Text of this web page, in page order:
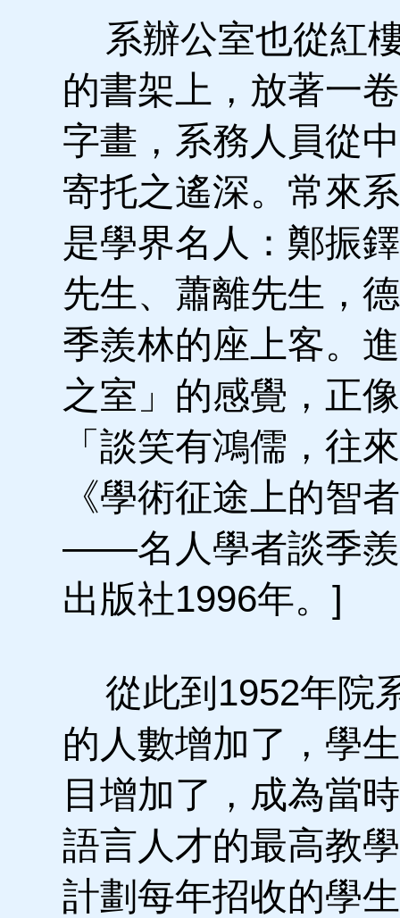
系辦公室也從紅
的書架上，放著一
字畫，系務人員從
寄托之遙深。常來
是學界名人：鄭振
先生、蕭離先生，
季羨林的座上客。
之室」的感覺，正
「談笑有鴻儒，往
《學術征途上的智
——名人學者談季羨
出版社1996年。]
從此到1952年院
的人數增加了，學
目增加了，成為當
語言人才的最高教
計劃每年招收的學